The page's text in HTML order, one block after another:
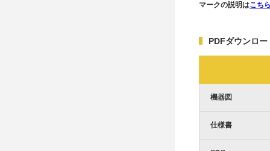
マークの説明はこち
PDFダウンロー
機器図
仕様書